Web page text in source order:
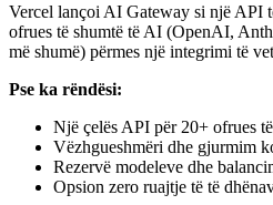
Vercel lançoi AI Gateway si një API
ofrues të shumtë të AI (OpenAI,
më shumë) përmes një integrimi të
Pse ka rëndësi:
Një çelës API për 20+ ofrues
Vëzhgueshmëri dhe gjurmim
Rezervë modeleve dhe
Opsion zero ruajtje të të